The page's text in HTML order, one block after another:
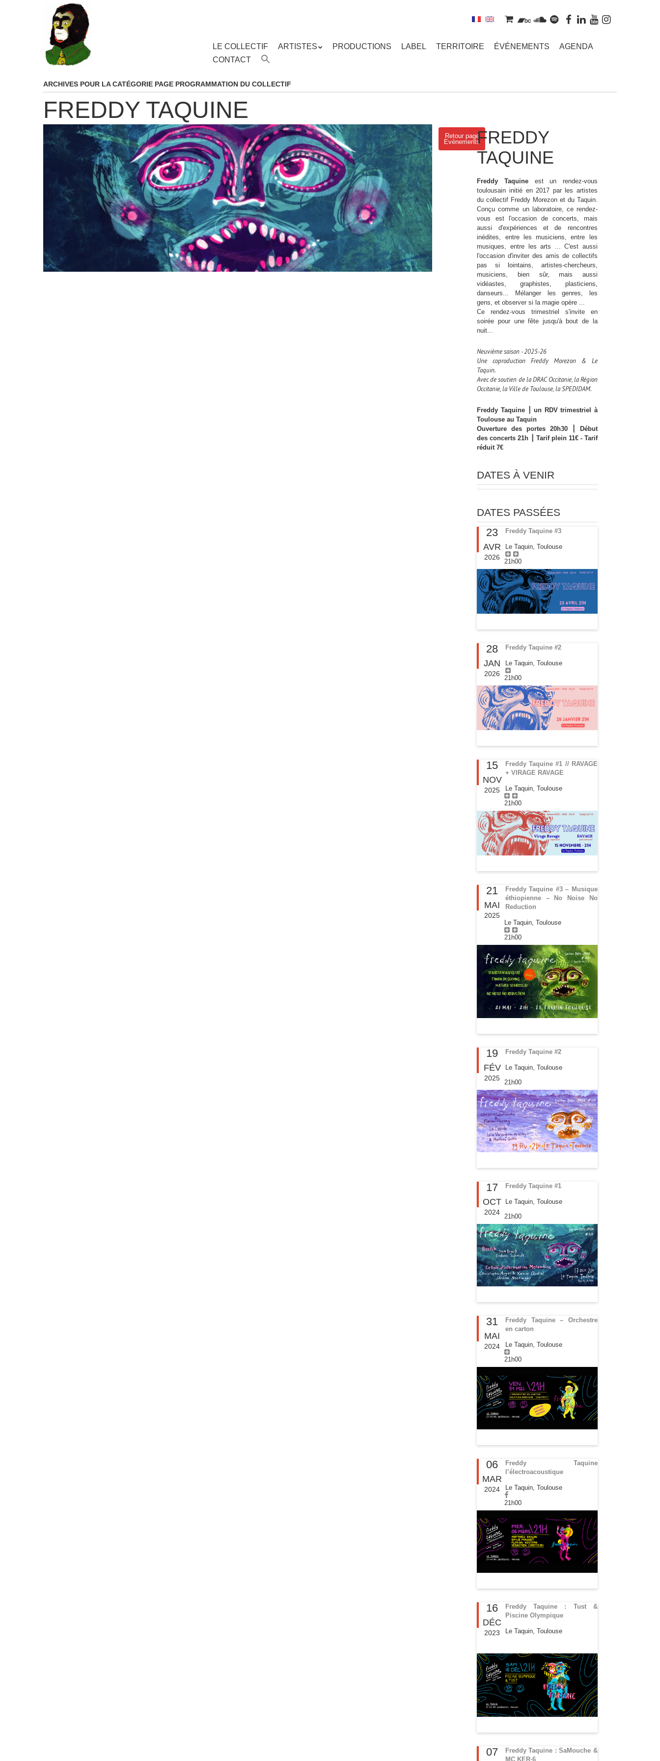
MENU
Aller
contenu
LE COLLECTIF ARTISTES PRODUCTIONS LABEL TERRITOIRE ÉVÉNEMENTS
AGENDA
CONTACT
ARCHIVES POUR LA CATÉGORIE PAGE PROGRAMMATION DU COLLECTIF
FREDDY TAQUINE
Retour page
EvénementsFREDDY
TAQUINE
Freddy Taquine est un rendez-vous
toulousain initié en 2017 par les artistes
du collectif Freddy Morezon et du Taquin.
Conçu comme un laboratoire, ce rendez-
vous est l'occasion de concerts, mais
aussi d'expériences et de rencontres
inédites, entre les musiciens, entre les
musiques, entre les arts ... C'est aussi
l'occasion d'inviter des amis de collectifs
pas si lointains, artistes-chercheurs,
musiciens, bien sûr, mais aussi
vidéastes, graphistes, plasticiens,
danseurs... Mélanger les genres, les
gens, et observer si la magie opère ...
Ce rendez-vous trimestriel s'invite en
soirée pour une fête jusqu'à bout de la
nuit...
Neuvième saison - 2025-26
Une coproduction Freddy Morezon & Le
Taquin.
Avec de soutien de la DRAC Occitanie, la Région
Occitanie, la Ville de Toulouse, la SPEDIDAM.
Freddy Taquine ⎮ un RDV trimestriel à
Toulouse au Taquin
Ouverture des portes 20h30 ⎮ Début
des concerts 21h ⎮ Tarif plein 11€ - Tarif
réduit 7€
DATES À VENIR
DATES PASSÉES
23
AVR
2026
Freddy Taquine #3
Le Taquin, Toulouse
21h00
28
JAN
2026
Freddy Taquine #2
Le Taquin, Toulouse
21h00
15
NOV
2025
Freddy Taquine #1 // RAVAGE
+ VIRAGE RAVAGE
Le Taquin, Toulouse
21h00
21
MAI
2025
Freddy Taquine #3 – Musique
éthiopienne – No Noise No
Reduction
Le Taquin, Toulouse
21h00
19
FÉV
2025
Freddy Taquine #2
Le Taquin, Toulouse
21h00
17
OCT
2024
Freddy Taquine #1
Le Taquin, Toulouse
21h00
31
MAI
2024
Freddy Taquine – Orchestre
en carton
Le Taquin, Toulouse
21h00
06
MAR
2024
Freddy Taquine
l’électroacoustique
Le Taquin, Toulouse
21h00
16
DÉC
2023
Freddy Taquine : Tust &
Piscine Olympique
Le Taquin, Toulouse
07
Freddy Taquine : SaMouche &
MC KER·6